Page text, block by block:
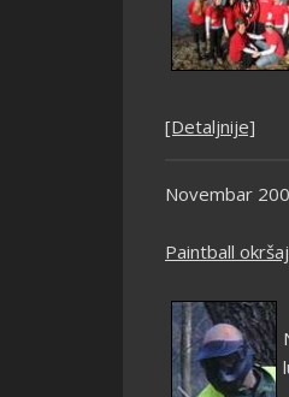
[Detaljnije]
Novembar
Paintball